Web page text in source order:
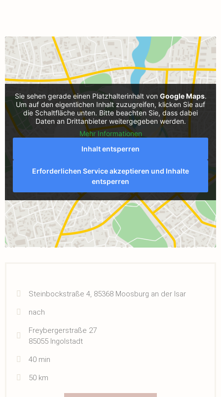
Steinbockstraße 4, 85368 Moosburg an der Isar
nach
Freybergerstraße 27
85055 Ingolstadt
40 min
50 km
Sie sehen gerade einen Platzhalterinhalt von Google Maps.
Um auf den eigentlichen Inhalt zuzugreifen, klicken Sie auf
die Schaltfläche unten. Bitte beachten Sie, dass dabei
Daten an Drittanbieter weitergegeben werden.
Mehr Informationen
Inhalt entsperren
Erforderlichen Service akzeptieren und Inhalte
entsperren